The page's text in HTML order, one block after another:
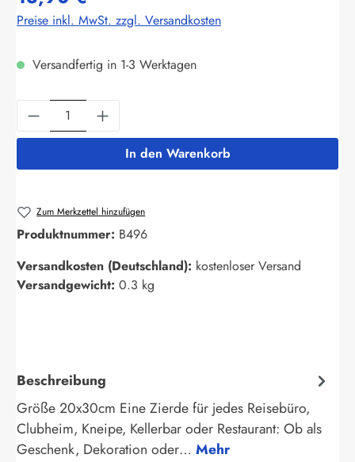
Preise inkl. MwSt. zzgl. Versandkosten
Versandfertig in 1-3 Werktagen
Produkt Anzahl: Gib den gewünschten
In den Warenkorb
Zum Merkzettel hinzufügen
Produktnummer: B496
Versandkosten (Deutschland): kostenloser Versand
Versandgewicht: 0.3 kg
Beschreibung
Größe 20x30cm Eine Zierde für jedes Reisebüro,
Clubheim, Kneipe, Kellerbar oder Restaurant: Ob als
Geschenk, Dekoration oder… Mehr